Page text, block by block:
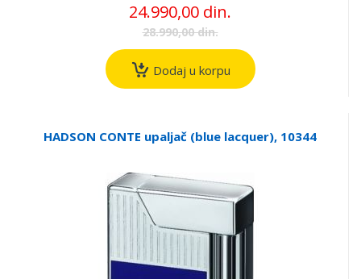
24.990,00 din.
28.990,00 din.
Dodaj u korpu
HADSON CONTE upaljač (blue lacquer), 10344